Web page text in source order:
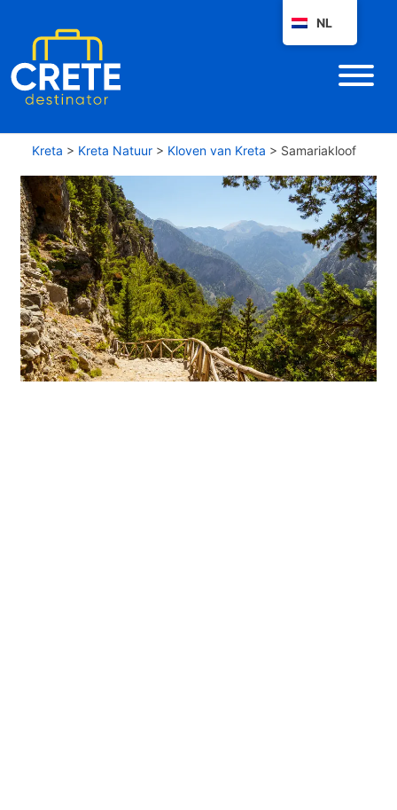
Kreta > Kreta Natuur > Kloven van Kreta > Samariakloof
NL